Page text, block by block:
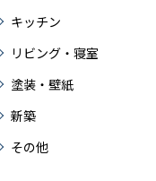
キッチン
リビング・寝室
塗装・壁紙
新築
その他